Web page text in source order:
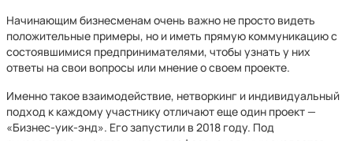
Начинающим бизнесменам очень важно не просто видеть
положительные примеры, но и иметь прямую коммуникацию с
состоявшимися предпринимателями, чтобы узнать у них
ответы на свои вопросы или мнение о своем проекте.
Именно такое взаимодействие, нетворкинг и индивидуальный
подход к каждому участнику отличают еще один проект —
«Бизнес-уик-энд». Его запустили в 2018 году. Под